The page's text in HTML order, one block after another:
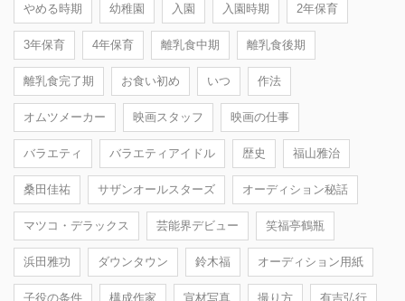
やめる時期 幼稚園 入園 入園時期 2年保育
3年保育 4年保育 離乳食中期 離乳食後期
離乳食完了期 お食い初め いつ 作法
オムツメーカー 映画スタッフ 映画の仕事
バラエティ バラエティアイドル 歴史 福山雅治
桑田佳祐 サザンオールスターズ オーディション秘話
マツコ・デラックス 芸能界デビュー 笑福亭鶴瓶
浜田雅功 ダウンタウン 鈴木福 オーディション用紙
子役の条件 構成作家 宣材写真 撮り方 有吉弘行